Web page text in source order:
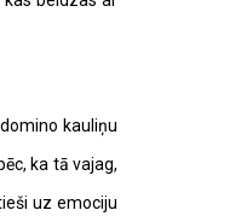
kauliņu
ka tā vajag,
uz emociju